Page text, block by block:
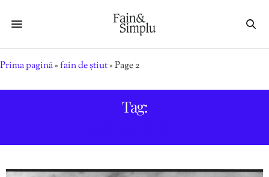
Prima pagină»fain de știut»Page 2
Tag: